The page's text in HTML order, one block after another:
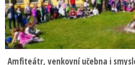
Amfiteátr, venkovní učebna i